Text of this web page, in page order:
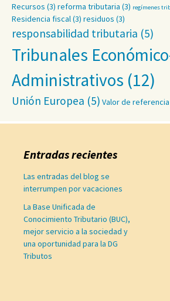
Recursos (3) reforma tributaria (3) regímenes
Residencia fiscal(3) residuos (3)
responsabilidad tributaria (5)
Tribunales
Administrativos (12)
Unión Europea (5) Valor de referencia
Entradas recientes
Las entradas del blog se
interrumpen por vacaciones
La Base Unificada de
Conocimiento Tributario (BUC),
mejor servicio a la sociedad y
una oportunidad para la DG
Tributos